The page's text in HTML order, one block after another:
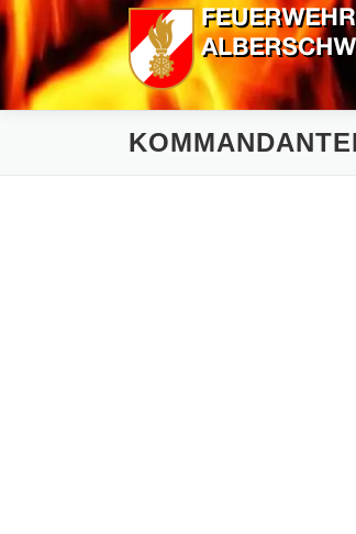
Zum
Inhalt
springen